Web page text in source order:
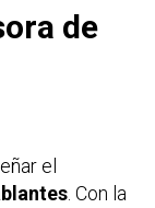
de
el
. Con la